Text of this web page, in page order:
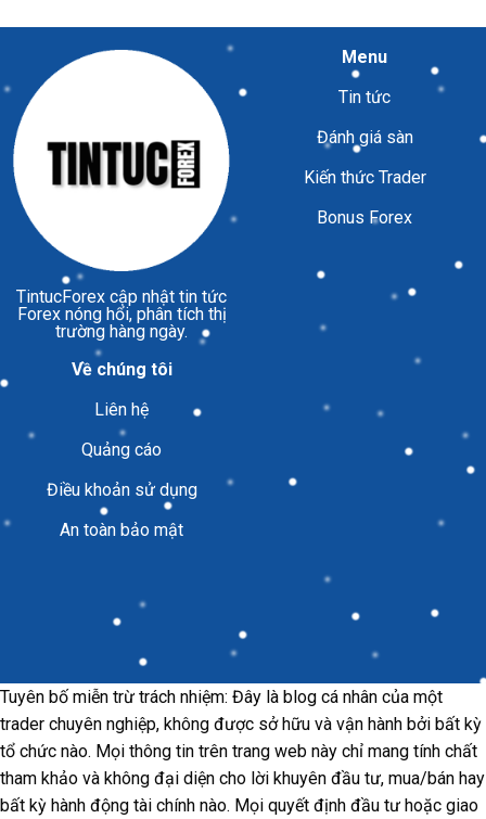
TintucForex cập nhật tin tức
Forex nóng hổi, phân tích thị
trường hàng ngày.
Menu
Tin tức
Đánh giá sàn
Kiến thức Trader
Bonus Forex
Về chúng tôi
Liên hệ
Quảng cáo
Điều khoản sử dụng
An toàn bảo mật
Tuyên bố miễn trừ trách nhiệm: Đây là blog cá nhân của một
trader chuyên nghiệp, không được sở hữu và vận hành bởi bất kỳ
tổ chức nào. Mọi thông tin trên trang web này chỉ mang tính chất
tham khảo và không đại diện cho lời khuyên đầu tư, mua/bán hay
bất kỳ hành động tài chính nào. Mọi quyết định đầu tư hoặc giao